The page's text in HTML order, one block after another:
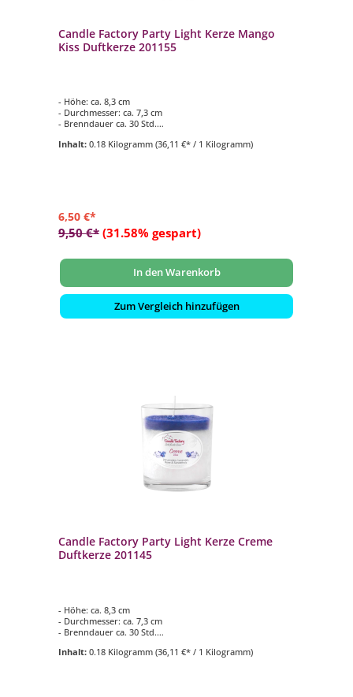
Candle Factory Party Light Kerze Mango
Kiss Duftkerze 201155
- Höhe: ca. 8,3 cm
- Durchmesser: ca. 7,3 cm
- Brenndauer ca. 30 Std.
- für den Innen- und Aussenbereich geeignet
Inhalt: 0.18 Kilogramm (36,11 €* / 1 Kilogramm)
6,50 €*
9,50 €* (31.58% gespart)
In den Warenkorb
Zum Vergleich hinzufügen
Candle Factory Party Light Kerze Creme
Duftkerze 201145
- Höhe: ca. 8,3 cm
- Durchmesser: ca. 7,3 cm
- Brenndauer ca. 30 Std.
Sandelholz
Inhalt: 0.18 Kilogramm (36,11 €* / 1 Kilogramm)